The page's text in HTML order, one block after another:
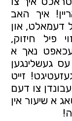
איך האב
דעמאלט, און
פיל חיזוק,
נאך א
געשלינגען
זייט
צו דעם
א שיעור אין